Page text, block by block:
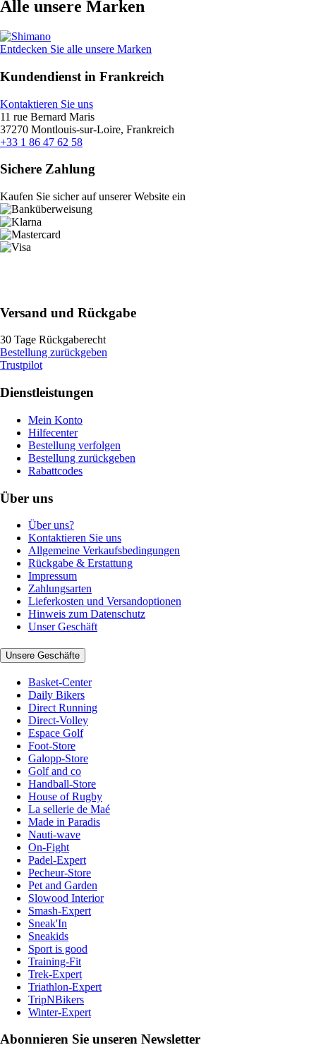
Alle unsere Marken
Entdecken Sie alle unsere Marken
Kundendienst in Frankreich
Kontaktieren Sie uns
11 rue Bernard Maris
37270 Montlouis-sur-Loire, Frankreich
+33 1 86 47 62 58
Sichere Zahlung
Kaufen Sie sicher auf unserer Website ein
Versand und Rückgabe
30 Tage Rückgaberecht
Bestellung zurückgeben
Trustpilot
Dienstleistungen
Mein Konto
Hilfecenter
Bestellung verfolgen
Bestellung zurückgeben
Rabattcodes
Über uns
Über uns?
Kontaktieren Sie uns
Allgemeine Verkaufsbedingungen
Rückgabe & Erstattung
Impressum
Zahlungsarten
Lieferkosten und Versandoptionen
Hinweis zum Datenschutz
Unser Geschäft
Unsere Geschäfte
Basket-Center
Daily Bikers
Direct Running
Direct-Volley
Espace Golf
Foot-Store
Galopp-Store
Golf and co
Handball-Store
House of Rugby
La sellerie de Maé
Made in Paradis
Nauti-wave
On-Fight
Padel-Expert
Pecheur-Store
Pet and Garden
Slowood Interior
Smash-Expert
Sneak'In
Sneakids
Sport is good
Training-Fit
Trek-Expert
Triathlon-Expert
TripNBikers
Winter-Expert
Abonnieren Sie unseren Newsletter